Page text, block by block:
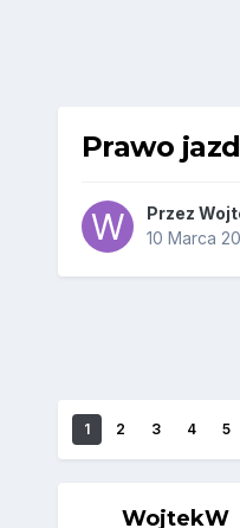
Prawo
Przez
10 Marca
1 2 3 4 5
WojtekW